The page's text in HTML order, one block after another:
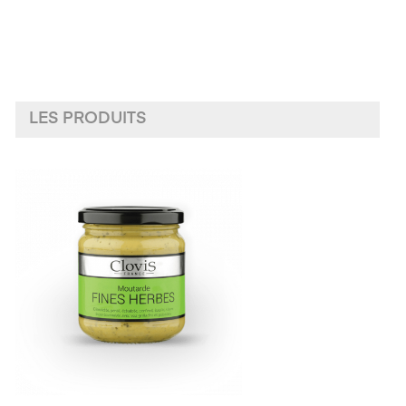
LES PRODUITS